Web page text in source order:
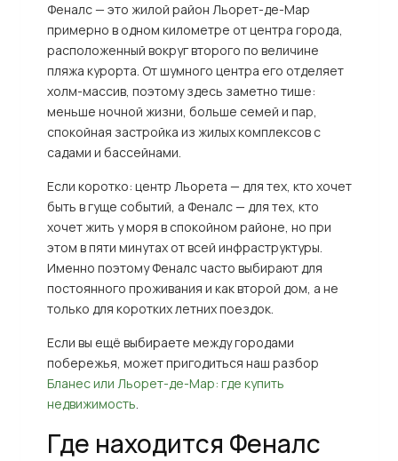
Феналс — это жилой район Льорет-де-Мар
примерно в одном километре от центра города,
расположенный вокруг второго по величине
пляжа курорта. От шумного центра его отделяет
холм-массив, поэтому здесь заметно тише:
меньше ночной жизни, больше семей и пар,
спокойная застройка из жилых комплексов с
садами и бассейнами.
Если коротко: центр Льорета — для тех, кто хочет
быть в гуще событий, а Феналс — для тех, кто
хочет жить у моря в спокойном районе, но при
этом в пяти минутах от всей инфраструктуры.
Именно поэтому Феналс часто выбирают для
постоянного проживания и как второй дом, а не
только для коротких летних поездок.
Если вы ещё выбираете между городами
побережья, может пригодиться наш разбор
Бланес или Льорет-де-Мар: где купить
недвижимость.
Где находится Феналс